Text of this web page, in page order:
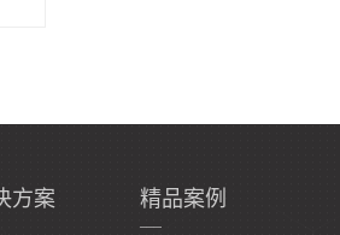
方案 精品案例